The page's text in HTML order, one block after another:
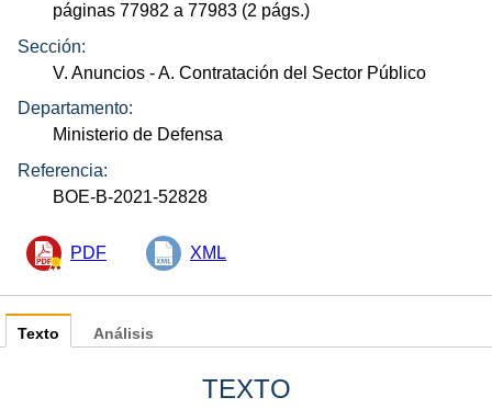
páginas 77982 a 77983 (2 págs.)
Sección:
V. Anuncios - A. Contratación del Sector Público
Departamento:
Ministerio de Defensa
Referencia:
BOE-B-2021-52828
PDF XML
Texto
TEXTO
Análisis